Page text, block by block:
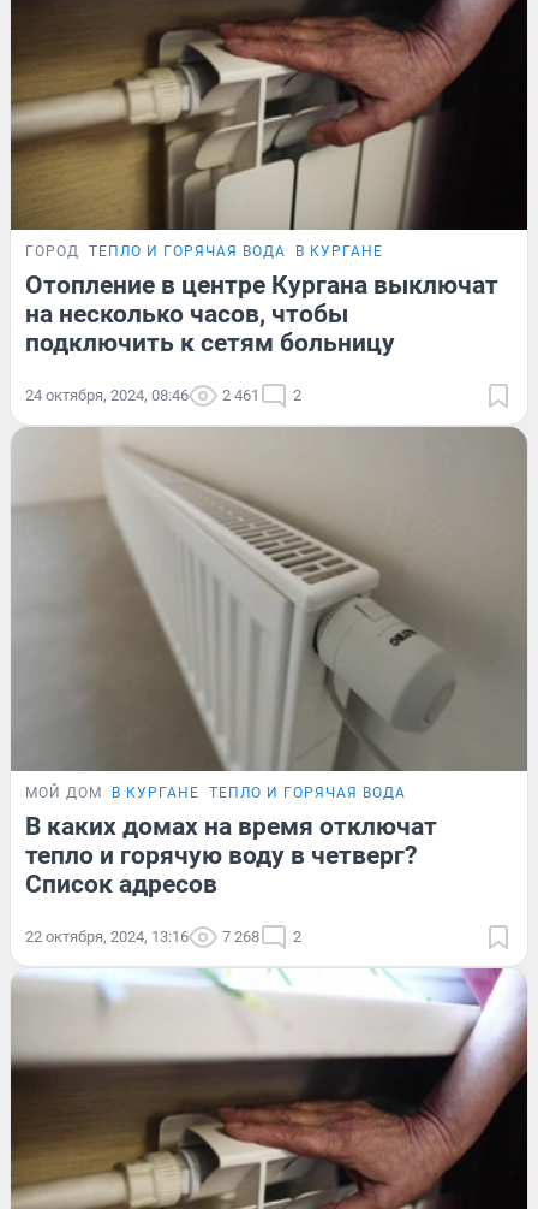
ГОРОД ТЕПЛО И ГОРЯЧАЯ ВОДА В КУРГАНЕ
Отопление в центре Кургана выключат
на несколько часов, чтобы
подключить к сетям больницу
24 октября, 2024, 08:46 2 461 2
МОЙ ДОМ В КУРГАНЕ ТЕПЛО И ГОРЯЧАЯ ВОДА
В каких домах на время отключат
тепло и горячую воду в четверг?
Список адресов
22 октября, 2024, 13:16 7 268 2